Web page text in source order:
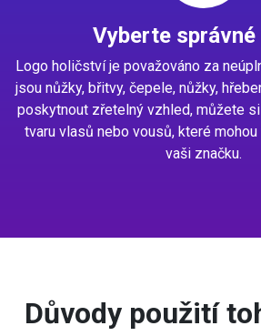
Vyberte
Logo holičství je považováno za
jsou nůžky, břitvy, čepele, nůžky,
poskytnout zřetelný vzhled, můžete
tvaru vlasů nebo vousů, které
vaši značku.
Důvody použití